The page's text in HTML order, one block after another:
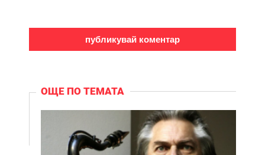
ОЩЕ ПО ТЕМАТА